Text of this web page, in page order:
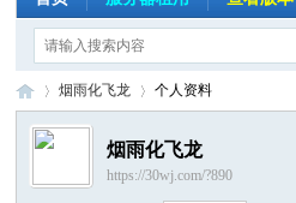
›
烟雨化飞龙 个人资料
烟雨化飞龙
https://30wj.com/?890